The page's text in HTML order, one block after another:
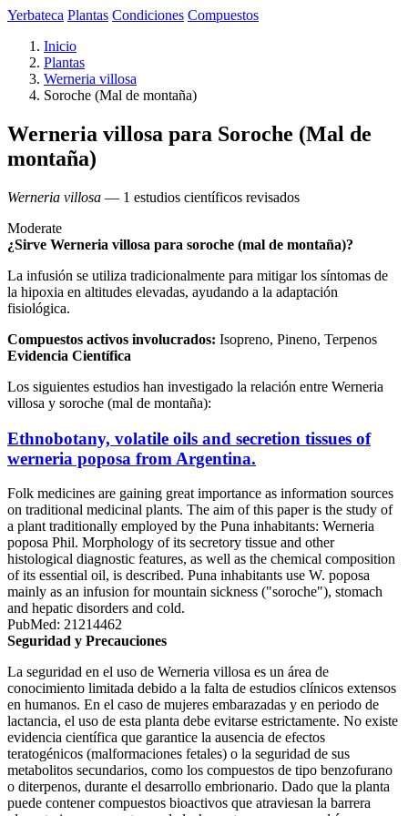
Yerbateca Plantas Condiciones Compuestos
Inicio
Plantas
Werneria villosa
Soroche (Mal de montaña)
Werneria villosa para Soroche (Mal de
montaña)
Werneria villosa — 1 estudios científicos revisados
Moderate
¿Sirve Werneria villosa para soroche (mal de montaña)?
La infusión se utiliza tradicionalmente para mitigar los síntomas de
la hipoxia en altitudes elevadas, ayudando a la adaptación
fisiológica.
Compuestos activos involucrados: Isopreno, Pineno, Terpenos
Evidencia Científica
Los siguientes estudios han investigado la relación entre Werneria
villosa y soroche (mal de montaña):
Ethnobotany, volatile oils and secretion tissues of
werneria poposa from Argentina.
Folk medicines are gaining great importance as information sources
on traditional medicinal plants. The aim of this paper is the study of
a plant traditionally employed by the Puna inhabitants: Werneria
poposa Phil. Morphology of its secretory tissue and other
histological diagnostic features, as well as the chemical composition
of its essential oil, is described. Puna inhabitants use W. poposa
mainly as an infusion for mountain sickness ("soroche"), stomach
and hepatic disorders and cold.
PubMed: 21214462
Seguridad y Precauciones
La seguridad en el uso de Werneria villosa es un área de
conocimiento limitada debido a la falta de estudios clínicos extensos
en humanos. En el caso de mujeres embarazadas y en periodo de
lactancia, el uso de esta planta debe evitarse estrictamente. No existe
evidencia científica que garantice la ausencia de efectos
teratogénicos (malformaciones fetales) o la seguridad de sus
metabolitos secundarios, como los compuestos de tipo benzofurano
o diterpenos, durante el desarrollo embrionario. Dado que la planta
puede contener compuestos bioactivos que atraviesan la barrera